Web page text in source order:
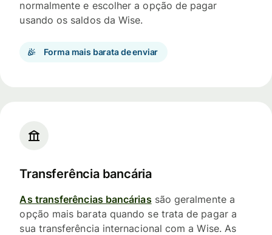
normalmente e escolher a opção de pagar
usando os saldos da Wise.
Forma mais barata de enviar
Transferência bancária
As transferências bancáriassão geralmente a
opção mais barata quando se trata de pagar a
sua transferência internacional com a Wise. As